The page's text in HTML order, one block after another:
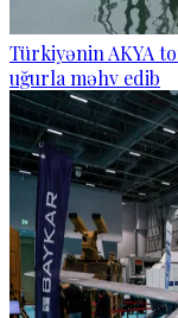
Türkiyənin AKYA
uğurla məhv edib